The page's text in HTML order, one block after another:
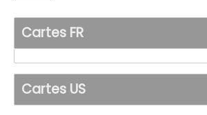
Cartes FR
Cartes US